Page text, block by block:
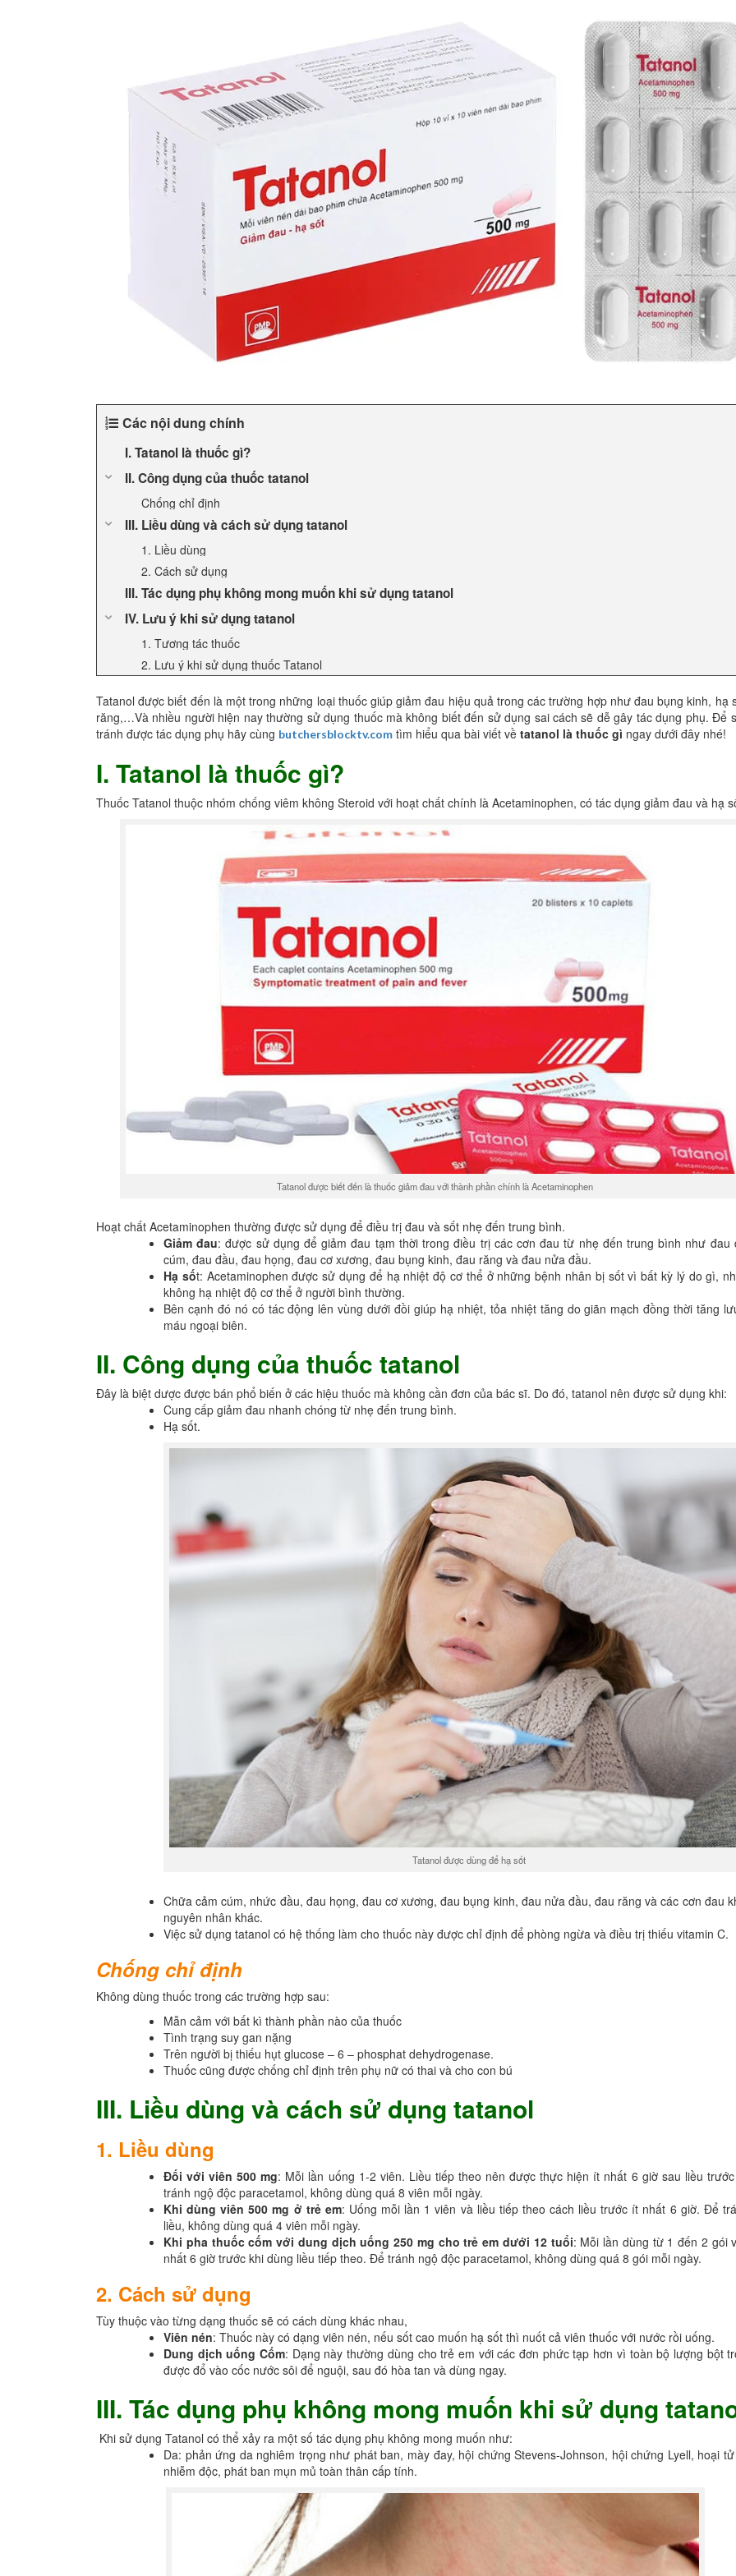
Các nội dung chính
I. Tatanol là thuốc gì?
II. Công dụng của thuốc tatanol
Chống chỉ định
III. Liều dùng và cách sử dụng tatanol
1. Liều dùng
2. Cách sử dụng
III. Tác dụng phụ không mong muốn khi sử dụng tatanol
IV. Lưu ý khi sử dụng tatanol
1. Tương tác thuốc
2. Lưu ý khi sử dụng thuốc Tatanol
Tatanol được biết đến là một trong những loại thuốc giúp giảm đau hiệu quả trong các trường hợp như đau bụng kinh, hạ
răng,…Và nhiều người hiện nay thường sử dụng thuốc mà không biết đến sử dụng sai cách sẽ dễ gây tác dụng phụ. Để
tránh được tác dụng phụ hãy cùng butchersblocktv.com tìm hiểu qua bài viết về tatanol là thuốc gì ngay dưới đây nhé!
I. Tatanol là thuốc gì?
Thuốc Tatanol thuộc nhóm chống viêm không Steroid với hoạt chất chính là Acetaminophen, có tác dụng giảm đau và hạ
Tatanol được biết đến là thuốc giảm đau với thành phần chính là Acetaminophen
Hoạt chất Acetaminophen thường được sử dụng để điều trị đau và sốt nhẹ đến trung bình.
Giảm đau: được sử dụng để giảm đau tạm thời trong điều trị các cơn đau từ nhẹ đến trung bình như đau
cúm, đau đầu, đau họng, đau cơ xương, đau bụng kinh, đau răng và đau nửa đầu.
Hạ sốt: Acetaminophen được sử dụng để hạ nhiệt độ cơ thể ở những bệnh nhân bị sốt vì bất kỳ lý do gì,
không hạ nhiệt độ cơ thể ở người bình thường.
Bên cạnh đó nó có tác động lên vùng dưới đồi giúp hạ nhiệt, tỏa nhiệt tăng do giãn mạch đồng thời tăng
máu ngoại biên.
II. Công dụng của thuốc tatanol
Đây là biệt dược được bán phổ biến ở các hiệu thuốc mà không cần đơn của bác sĩ. Do đó, tatanol nên được sử dụng khi:
Cung cấp giảm đau nhanh chóng từ nhẹ đến trung bình.
Hạ sốt.
Tatanol được dùng để hạ sốt
Chữa cảm cúm, nhức đầu, đau họng, đau cơ xương, đau bụng kinh, đau nửa đầu, đau răng và các cơn đau
nguyên nhân khác.
Việc sử dụng tatanol có hệ thống làm cho thuốc này được chỉ định để phòng ngừa và điều trị thiếu vitamin C.
Chống chỉ định
Không dùng thuốc trong các trường hợp sau:
Mẫn cảm với bất kì thành phần nào của thuốc
Tình trạng suy gan nặng
Trên người bị thiếu hụt glucose – 6 – phosphat dehydrogenase.
Thuốc cũng được chống chỉ định trên phụ nữ có thai và cho con bú
III. Liều dùng và cách sử dụng tatanol
1. Liều dùng
Đối với viên 500 mg: Mỗi lần uống 1-2 viên. Liều tiếp theo nên được thực hiện ít nhất 6 giờ sau liều
tránh ngộ độc paracetamol, không dùng quá 8 viên mỗi ngày.
Khi dùng viên 500 mg ở trẻ em: Uống mỗi lần 1 viên và liều tiếp theo cách liều trước ít nhất 6 giờ. Để
liều, không dùng quá 4 viên mỗi ngày.
Khi pha thuốc cốm với dung dịch uống 250 mg cho trẻ em dưới 12 tuổi: Mỗi lần dùng từ 1 đến 2 gói
nhất 6 giờ trước khi dùng liều tiếp theo. Để tránh ngộ độc paracetamol, không dùng quá 8 gói mỗi ngày.
2. Cách sử dụng
Tùy thuộc vào từng dạng thuốc sẽ có cách dùng khác nhau,
Viên nén: Thuốc này có dạng viên nén, nếu sốt cao muốn hạ sốt thì nuốt cả viên thuốc với nước rồi uống.
Dung dịch uống Cốm: Dạng này thường dùng cho trẻ em với các đơn phức tạp hơn vì toàn bộ lượng bột
được đổ vào cốc nước sôi để nguội, sau đó hòa tan và dùng ngay.
III. Tác dụng phụ không mong muốn khi sử dụng
Khi sử dụng Tatanol có thể xảy ra một số tác dụng phụ không mong muốn như:
Da: phản ứng da nghiêm trọng như phát ban, mày đay, hội chứng Stevens-Johnson, hội chứng Lyell, hoại
nhiễm độc, phát ban mụn mủ toàn thân cấp tính.